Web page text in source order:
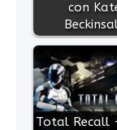
con
Total Recall